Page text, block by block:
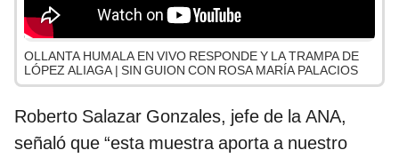
OLLANTA HUMALA EN VIVO RESPONDE Y LA TRAMPA DE
LÓPEZ ALIAGA | SIN GUION CON ROSA MARÍA PALACIOS
Roberto Salazar Gonzales, jefe de la ANA,
señaló que “esta muestra aporta a nuestro